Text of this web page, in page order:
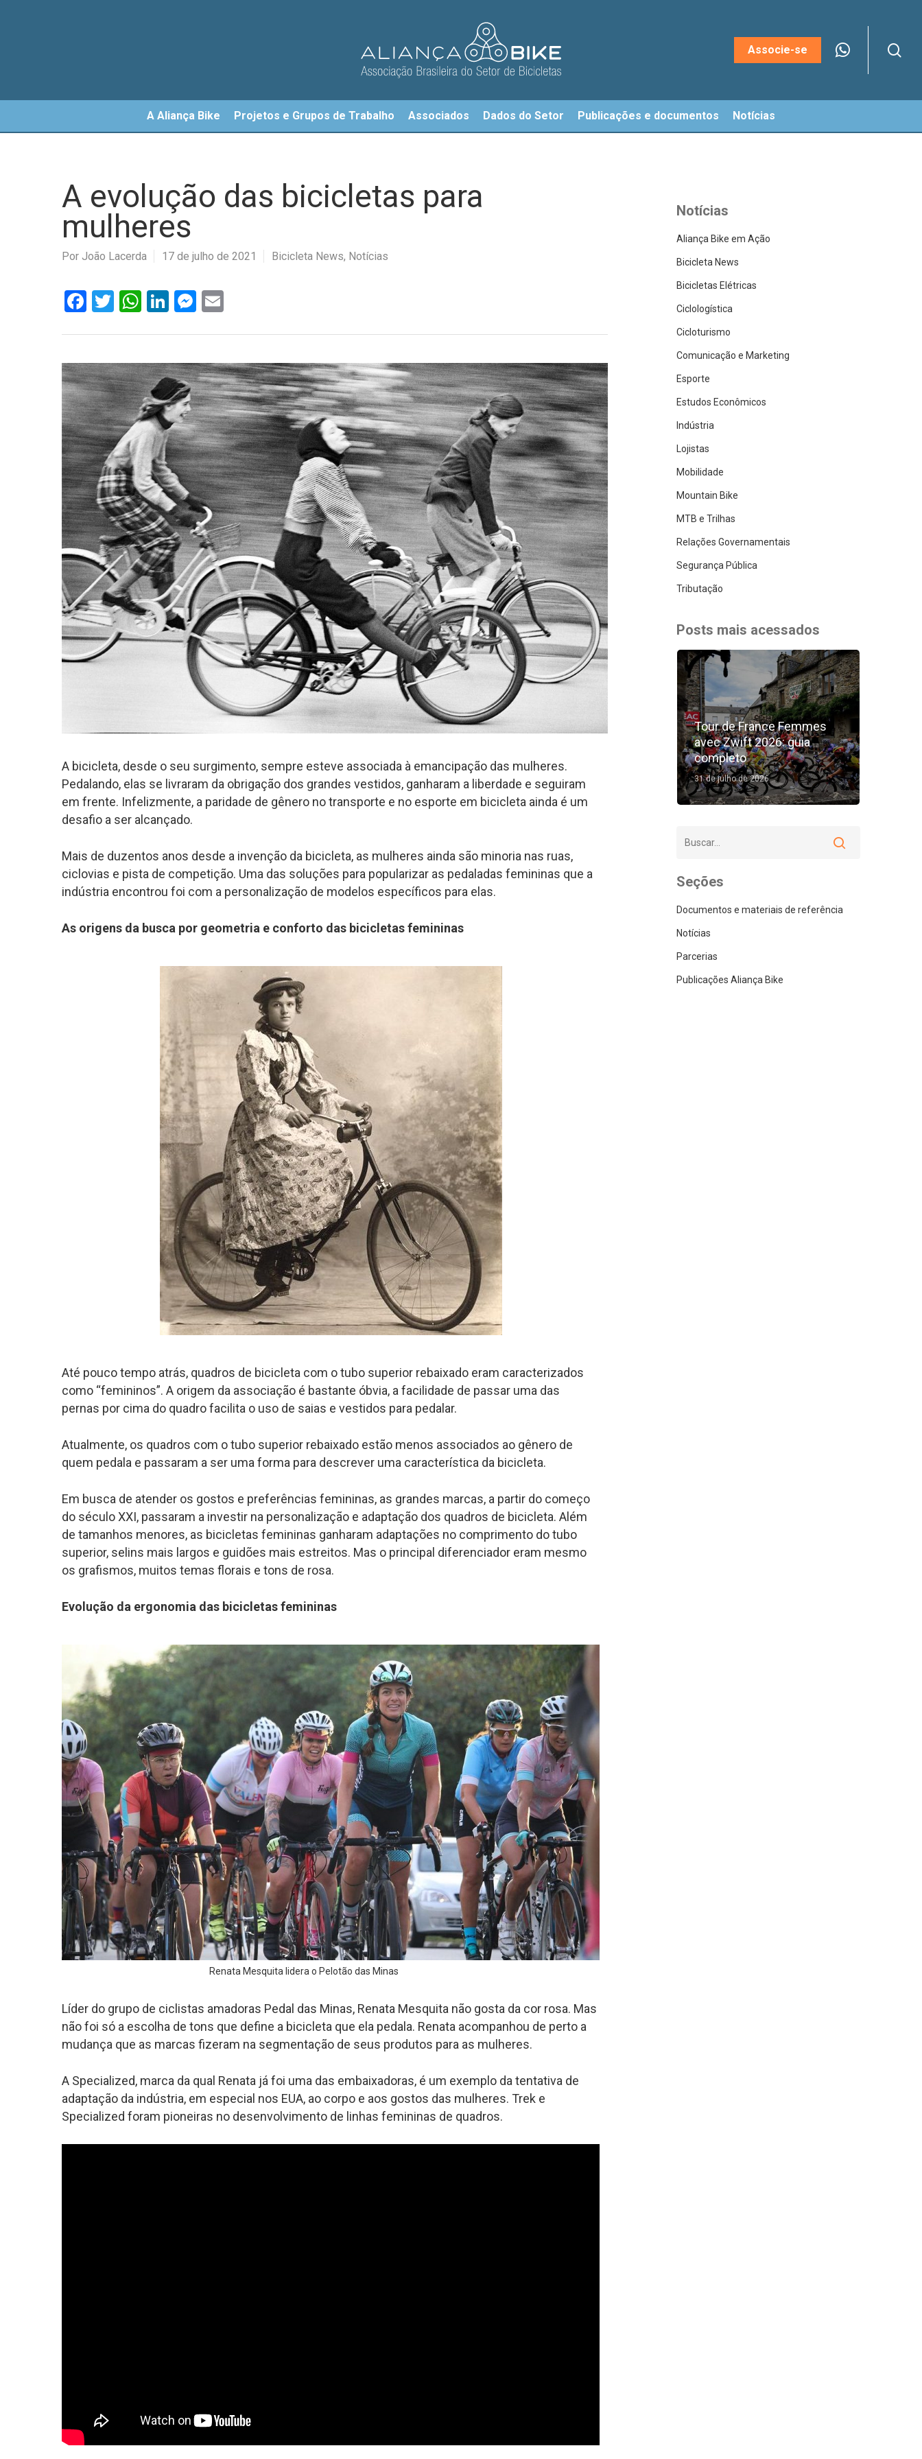
Hit enter to search or ESC to close
Associe-se
A Aliança Bike Projetos e Grupos de Trabalho Associados Dados do Setor Publicações e documentos Notícias
A evolução das bicicletas para
mulheres
Por João Lacerda 17 de julho de 2021 Bicicleta News, Notícias
Facebook
Twitter
WhatsApp
LinkedIn
Messenger
A bicicleta, desde o seu surgimento, sempre esteve associada à emancipação das mulheres.
Pedalando, elas se livraram da obrigação dos grandes vestidos, ganharam a liberdade e seguiram
em frente. Infelizmente, a paridade de gênero no transporte e no esporte em bicicleta ainda é um
desafio a ser alcançado.
Mais de duzentos anos desde a invenção da bicicleta, as mulheres ainda são minoria nas ruas,
ciclovias e pista de competição. Uma das soluções para popularizar as pedaladas femininas que a
indústria encontrou foi com a personalização de modelos específicos para elas.
As origens da busca por geometria e conforto das bicicletas femininas
Até pouco tempo atrás, quadros de bicicleta com o tubo superior rebaixado eram caracterizados
como “femininos”. A origem da associação é bastante óbvia, a facilidade de passar uma das
pernas por cima do quadro facilita o uso de saias e vestidos para pedalar.
Atualmente, os quadros com o tubo superior rebaixado estão menos associados ao gênero de
quem pedala e passaram a ser uma forma para descrever uma característica da bicicleta.
Em busca de atender os gostos e preferências femininas, as grandes marcas, a partir do começo
do século XXI, passaram a investir na personalização e adaptação dos quadros de bicicleta. Além
de tamanhos menores, as bicicletas femininas ganharam adaptações no comprimento do tubo
superior, selins mais largos e guidões mais estreitos. Mas o principal diferenciador eram mesmo
os grafismos, muitos temas florais e tons de rosa.
Evolução da ergonomia das bicicletas femininas
Renata Mesquita lidera o Pelotão das Minas
Líder do grupo de ciclistas amadoras Pedal das Minas, Renata Mesquita não gosta da cor rosa. Mas
não foi só a escolha de tons que define a bicicleta que ela pedala. Renata acompanhou de perto a
mudança que as marcas fizeram na segmentação de seus produtos para as mulheres.
A Specialized, marca da qual Renata já foi uma das embaixadoras, é um exemplo da tentativa de
adaptação da indústria, em especial nos EUA, ao corpo e aos gostos das mulheres. Trek e
Specialized foram pioneiras no desenvolvimento de linhas femininas de quadros.
Notícias
Aliança Bike em Ação
Bicicleta News
Bicicletas Elétricas
Ciclologística
Cicloturismo
Comunicação e Marketing
Esporte
Estudos Econômicos
Indústria
Lojistas
Mobilidade
Mountain Bike
MTB e Trilhas
Relações Governamentais
Segurança Pública
Tributação
Posts mais acessados
Tour de France Femmes
avec Zwift 2026: guia
completo
31 de julho de 2026
Seções
Documentos e materiais de referência
Notícias
Parcerias
Publicações Aliança Bike